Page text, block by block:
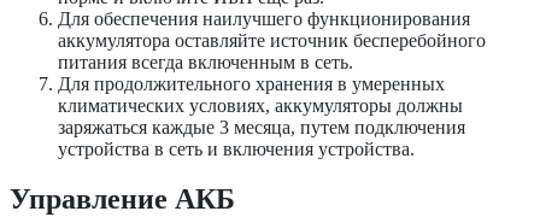
Для обеспечения наилучшего функционирования
аккумулятора оставляйте источник бесперебойного
питания всегда включенным в сеть.
Для продолжительного хранения в умеренных
климатических условиях, аккумуляторы должны
заряжаться каждые 3 месяца, путем подключения
устройства в сеть и включения устройства.
Управление АКБ